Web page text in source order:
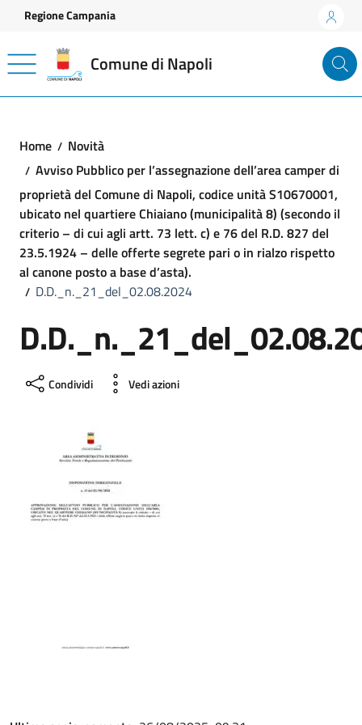
Vai ai contenuti
Vai al footer
Regione Campania
Comune di Napoli
Home
Novità
Avviso Pubblico per l’assegnazione dell’area camper di
proprietà del Comune di Napoli, codice unità S10670001,
ubicato nel quartiere Chiaiano (municipalità 8) (secondo il
criterio – di cui agli artt. 73 lett. c) e 76 del R.D. 827 del
23.5.1924 – delle offerte segrete pari o in rialzo rispetto
al canone posto a base d’asta).
D.D._n._21_del_02.08.2024
Condividi Vedi azioni